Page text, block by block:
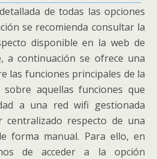
de todas las opciones
se recomienda consultar la
disponible en la web de
a continuación se ofrece una
las funciones principales de la
aquellas funciones que
a una red wifi gestionada
centralizado respecto de una
forma manual. Para ello, en
de acceder a la opción